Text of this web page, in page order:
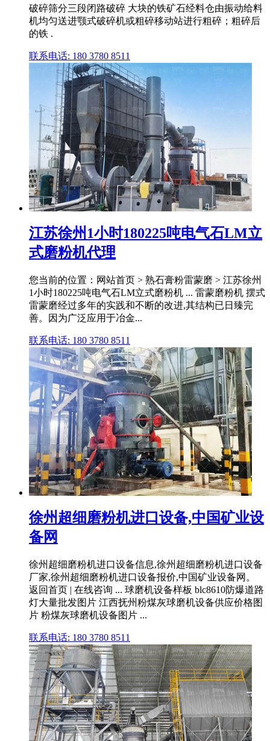
破碎筛分三段闭路破碎 大块的铁矿石经料仓由振动给料
机均匀送进颚式破碎机或粗碎移动站进行粗碎；粗碎后
的铁 .
联系电话: 180 3780 8511
江苏徐州1小时180225吨电气石LM立
式磨粉机代理
您当前的位置：网站首页 > 熟石膏粉雷蒙磨 > 江苏徐州
1小时180225吨电气石LM立式磨粉机 ... 雷蒙磨粉机 摆式
雷蒙磨经过多年的实践和不断的改进,其结构已日臻完
善。因为广泛应用于冶金...
联系电话: 180 3780 8511
徐州超细磨粉机进口设备,中国矿业设
备网
徐州超细磨粉机进口设备信息,徐州超细磨粉机进口设备
厂家,徐州超细磨粉机进口设备报价,中国矿业设备网。
返回首页 | 在线咨询 ... 球磨机设备样板 blc8610防爆道路
灯大量批发图片 江西抚州粉煤灰球磨机设备供应价格图
片 粉煤灰球磨机设备图片 ...
联系电话: 180 3780 8511